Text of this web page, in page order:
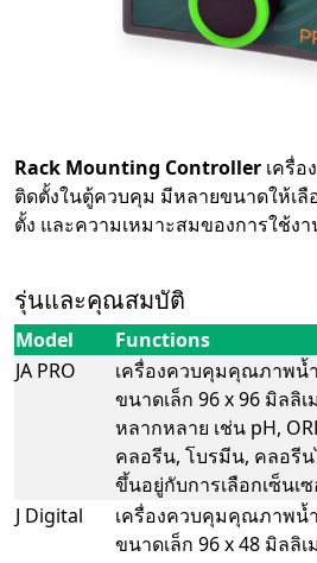
Rack Mounting Controller เครื่
ติดตั้งในตู้ควบคุม มีหลายขนาดให้เ
ตั้ง และความเหมาะสมของการใช้ง
รุ่นและคุณสมบัติ
Model
Functions
JA PRO
เครื่องควบคุมคุณภาพน้
ขนาดเล็ก 96 x 96 มิลลิ
หลากหลาย เช่น pH,
คลอรีน, โบรมีน, คลอรี
ขึ้นอยู่กับการเลือกเซ็นเ
J Digital
เครื่องควบคุมคุณภาพน้
ขนาดเล็ก 96 x 48 มิลลิ